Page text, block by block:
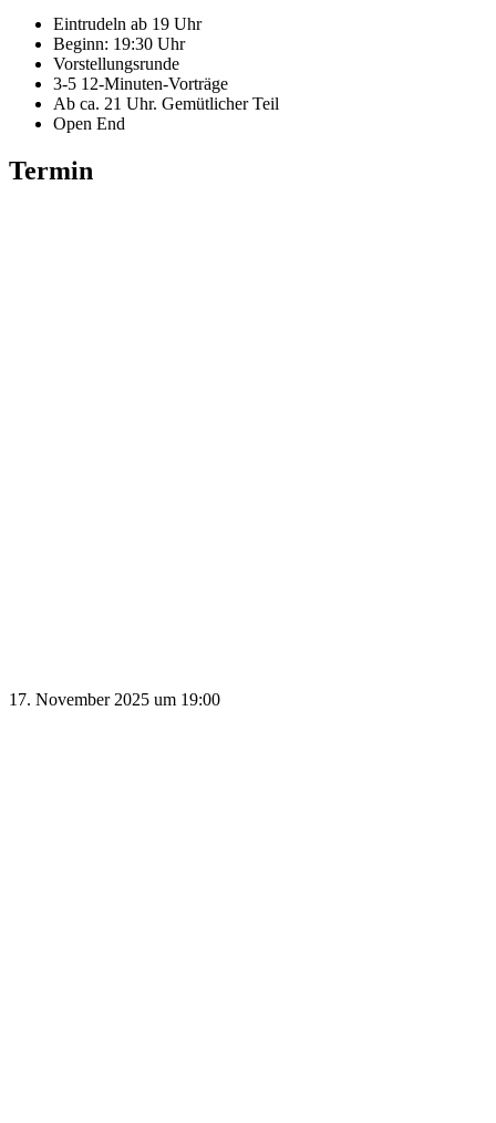
Eintrudeln ab 19 Uhr
Beginn: 19:30 Uhr
Vorstellungsrunde
3-5 12-Minuten-Vorträge
Ab ca. 21 Uhr. Gemütlicher Teil
Open End
Termin
17. November 2025 um 19:00